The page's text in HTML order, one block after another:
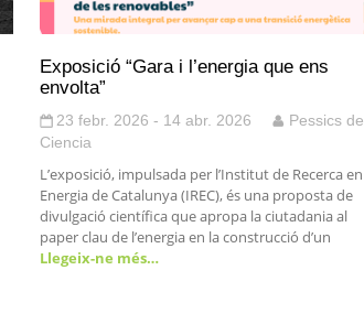
Exposició “Gara i l’energia que ens
envolta”
23 febr. 2026 - 14 abr. 2026
Pessics de
Ciencia
L’exposició, impulsada per l’Institut de Recerca en
Energia de Catalunya (IREC), és una proposta de
divulgació científica que apropa la ciutadania al
paper clau de l’energia en la construcció d’un
Llegeix-ne més…